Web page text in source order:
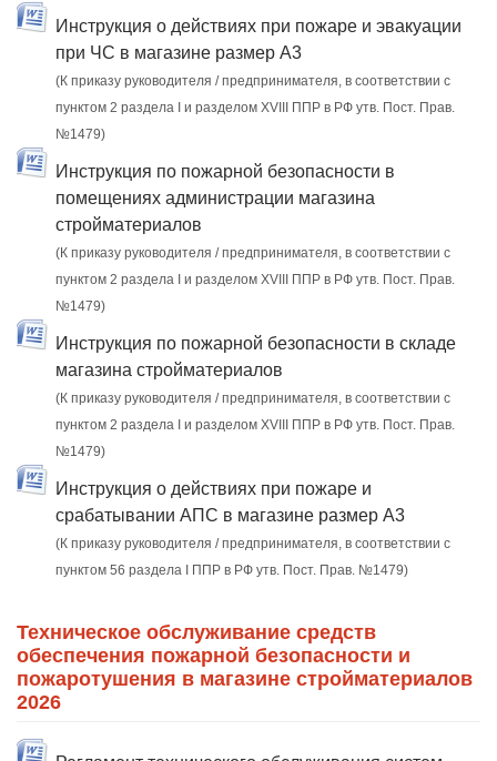
Инструкция о действиях при пожаре и эвакуации
при ЧС в магазине размер А3
(К приказу руководителя / предпринимателя, в соответствии с
пунктом 2 раздела I и разделом XVIII ППР в РФ утв. Пост. Прав.
№1479)
Инструкция по пожарной безопасности в
помещениях администрации магазина
стройматериалов
(К приказу руководителя / предпринимателя, в соответствии с
пунктом 2 раздела I и разделом XVIII ППР в РФ утв. Пост. Прав.
№1479)
Инструкция по пожарной безопасности в складе
магазина стройматериалов
(К приказу руководителя / предпринимателя, в соответствии с
пунктом 2 раздела I и разделом XVIII ППР в РФ утв. Пост. Прав.
№1479)
Инструкция о действиях при пожаре и
срабатывании АПС в магазине размер А3
(К приказу руководителя / предпринимателя, в соответствии с
пунктом 56 раздела I ППР в РФ утв. Пост. Прав. №1479)
Техническое обслуживание средств
обеспечения пожарной безопасности и
пожаротушения в магазине стройматериалов
2026